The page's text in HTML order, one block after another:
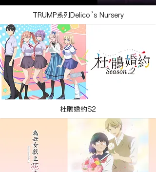
TRUMP系列Delicoʼs Nursery
杜鵑婚約S2